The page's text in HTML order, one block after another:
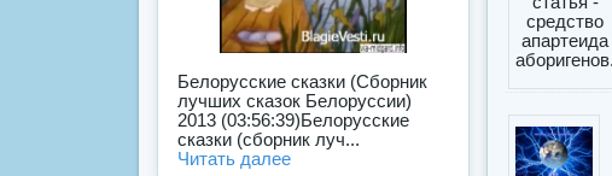
Белорусские сказки (Сборник
лучших сказок Белоруссии)
2013 (03:56:39)Белорусские
сказки (сборник луч...
Читать далее